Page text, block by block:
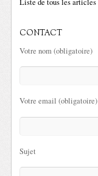
Liste de tous les articles
CONTACT
Votre nom (obligatoire)
Votre email (obligatoire)
Sujet